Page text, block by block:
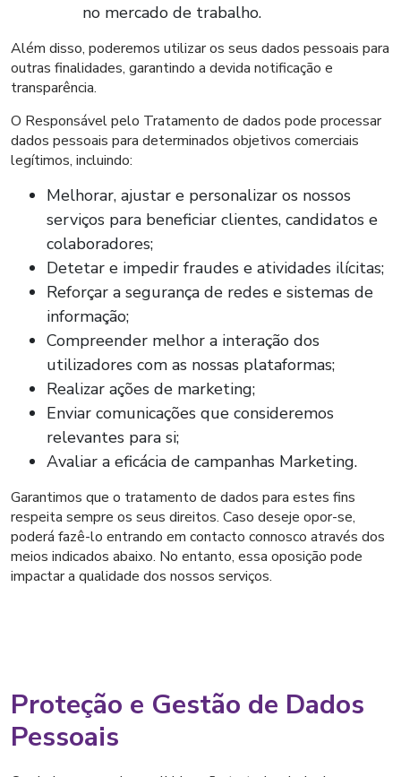
no mercado de trabalho.
Além disso, poderemos utilizar os seus dados pessoais para
outras finalidades, garantindo a devida notificação e
transparência.
O Responsável pelo Tratamento de dados pode processar
dados pessoais para determinados objetivos comerciais
legítimos, incluindo:
Melhorar, ajustar e personalizar os nossos
serviços para beneficiar clientes, candidatos e
colaboradores;
Detetar e impedir fraudes e atividades ilícitas;
Reforçar a segurança de redes e sistemas de
informação;
Compreender melhor a interação dos
utilizadores com as nossas plataformas;
Realizar ações de marketing;
Enviar comunicações que consideremos
relevantes para si;
Avaliar a eficácia de campanhas Marketing.
Garantimos que o tratamento de dados para estes fins
respeita sempre os seus direitos. Caso deseje opor-se,
poderá fazê-lo entrando em contacto connosco através dos
meios indicados abaixo. No entanto, essa oposição pode
impactar a qualidade dos nossos serviços.
Proteção e Gestão de Dados
Pessoais